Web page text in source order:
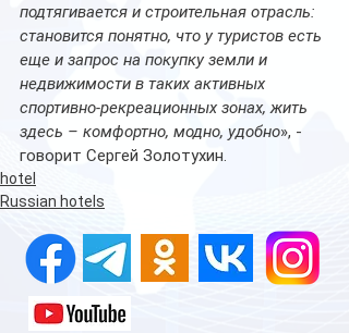
подтягивается и строительная отрасль:
становится понятно, что у туристов есть
еще и запрос на покупку земли и
недвижимости в таких активных
спортивно-рекреационных зонах, жить
здесь – комфортно, модно, удобно», -
говорит Сергей Золотухин.
hotel
Russian hotels